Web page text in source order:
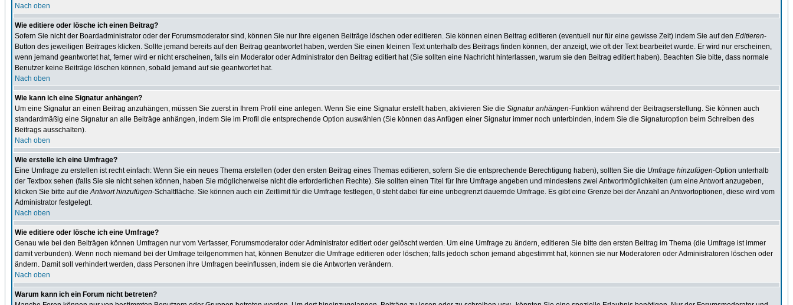
Nach oben
Wie editiere oder lösche ich einen Beitrag?
Sofern Sie nicht der Boardadministrator oder der Forumsmoderator sind, können Sie nur Ihre eigenen Beiträge löschen oder editieren. Sie können einen Beitrag editieren (eventuell nur für eine gewisse Zeit) indem Sie auf den Editieren-
Button des jeweiligen Beitrages klicken. Sollte jemand bereits auf den Beitrag geantwortet haben, werden Sie einen kleinen Text unterhalb des Beitrags finden können, der anzeigt, wie oft der Text bearbeitet wurde. Er wird nur erscheinen,
wenn jemand geantwortet hat, ferner wird er nicht erscheinen, falls ein Moderator oder Administrator den Beitrag editiert hat (Sie sollten eine Nachricht hinterlassen, warum sie den Beitrag editiert haben). Beachten Sie bitte, dass normale
Benutzer keine Beiträge löschen können, sobald jemand auf sie geantwortet hat.
Nach oben
Wie kann ich eine Signatur anhängen?
Um eine Signatur an einen Beitrag anzuhängen, müssen Sie zuerst in Ihrem Profil eine anlegen. Wenn Sie eine Signatur erstellt haben, aktivieren Sie die Signatur anhängen-Funktion während der Beitragserstellung. Sie können auch
standardmäßig eine Signatur an alle Beiträge anhängen, indem Sie im Profil die entsprechende Option auswählen (Sie können das Anfügen einer Signatur immer noch unterbinden, indem Sie die Signaturoption beim Schreiben des
Beitrags ausschalten).
Nach oben
Wie erstelle ich eine Umfrage?
Eine Umfrage zu erstellen ist recht einfach: Wenn Sie ein neues Thema erstellen (oder den ersten Beitrag eines Themas editieren, sofern Sie die entsprechende Berechtigung haben), sollten Sie die Umfrage hinzufügen-Option unterhalb
der Textbox sehen (falls Sie sie nicht sehen können, haben Sie möglicherweise nicht die erforderlichen Rechte). Sie sollten einen Titel für Ihre Umfrage angeben und mindestens zwei Antwortmöglichkeiten (um eine Antwort anzugeben,
klicken Sie bitte auf dieAntwort hinzufügen-Schaltfläche. Sie können auch ein Zeitlimit für die Umfrage festlegen, 0 steht dabei für eine unbegrenzt dauernde Umfrage. Es gibt eine Grenze bei der Anzahl an Antwortoptionen, diese wird vom
Administrator festgelegt.
Nach oben
Wie editiere oder lösche ich eine Umfrage?
Genau wie bei den Beiträgen können Umfragen nur vom Verfasser, Forumsmoderator oder Administrator editiert oder gelöscht werden. Um eine Umfrage zu ändern, editieren Sie bitte den ersten Beitrag im Thema (die Umfrage ist immer
damit verbunden). Wenn noch niemand bei der Umfrage teilgenommen hat, können Benutzer die Umfrage editieren oder löschen; falls jedoch schon jemand abgestimmt hat, können sie nur Moderatoren oder Administratoren löschen oder
ändern. Damit soll verhindert werden, dass Personen ihre Umfragen beeinflussen, indem sie die Antworten verändern.
Nach oben
Warum kann ich ein Forum nicht betreten?